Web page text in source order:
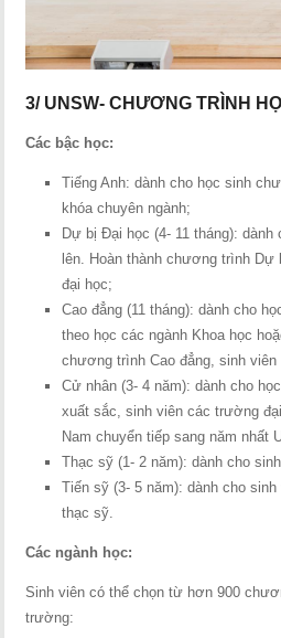
3/ UNSW- CHƯƠNG TRÌNH
Các bậc học:
Tiếng Anh: dành cho học sinh
khóa chuyên ngành;
Dự bị Đại học (4- 11 tháng):
lên. Hoàn thành chương trình
đại học;
Cao đẳng (11 tháng): dành cho
theo học các ngành Khoa học
chương trình Cao đẳng, sinh viên
Cử nhân (3- 4 năm): dành cho
xuất sắc, sinh viên các trường
Nam chuyển tiếp sang năm nhất
Thạc sỹ (1- 2 năm): dành cho
Tiến sỹ (3- 5 năm): dành cho
thạc sỹ.
Các ngành học:
Sinh viên có thể chọn từ hơn 900
trường: